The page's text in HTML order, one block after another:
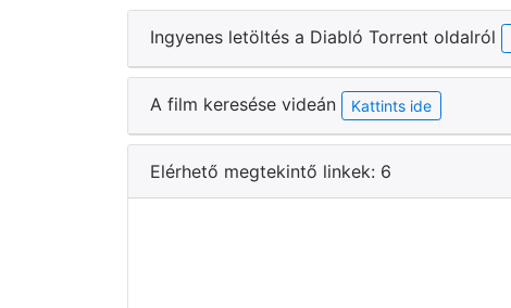
Ingyenes letöltés a Diabló Torrent oldalról
A film keresése videán Kattints ide
Elérhető megtekintő linkek: 6